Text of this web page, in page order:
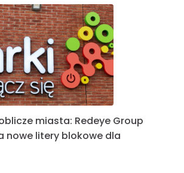
miasta: Redeye Group
nowe litery blokowe dla